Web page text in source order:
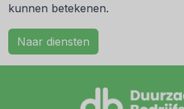
kunnen betekenen.
Naar diensten